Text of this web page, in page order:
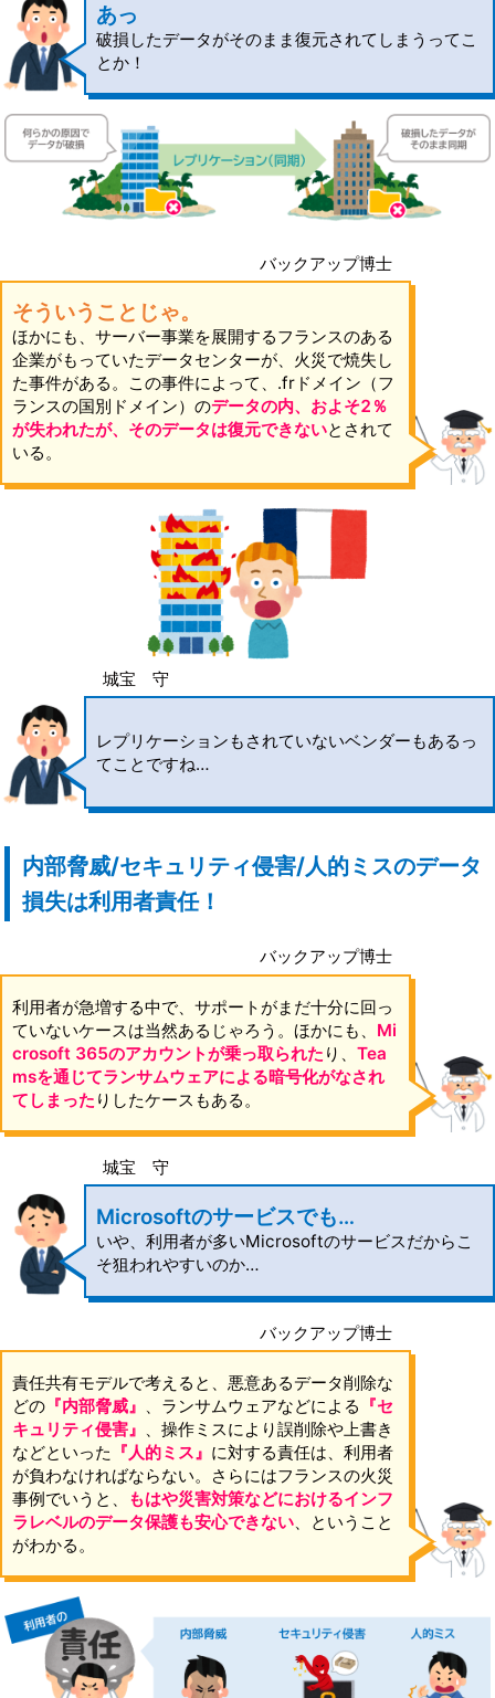
あっ
破損したデータがそのまま復元されてしまうってこ
とか！
バックアップ博士
そういうことじゃ。
ほかにも、サーバー事業を展開するフランスのある
企業がもっていたデータセンターが、火災で焼失し
た事件がある。この事件によって、.frドメイン（フ
ランスの国別ドメイン）のデータの内、およそ2％
が失われたが、そのデータは復元できないとされて
いる。
城宝 守
レプリケーションもされていないベンダーもあるっ
てことですね…
内部脅威/セキュリティ侵害/人的ミスのデータ
損失は利用者責任！
バックアップ博士
利用者が急増する中で、サポートがまだ十分に回っ
ていないケースは当然あるじゃろう。ほかにも、 Mi
crosoft 365のアカウントが乗っ取られた り、 Tea
msを通じてランサムウェアによる暗号化がなされ
てしまった りしたケースもある。
城宝 守
Microsoftのサービスでも…
いや、利用者が多いMicrosoftのサービスだからこ
そ狙われやすいのか…
バックアップ博士
責任共有モデルで考えると、悪意あるデータ削除な
どの『内部脅威』 、ランサムウェアなどによる 『セ
キュリティ侵害』 、操作ミスにより誤削除や上書き
などといった 『人的ミス』 に対する責任は、利用者
が負わなければならない。さらにはフランスの火災
事例でいうと、
もはや災害対策などにおけるインフ
ラレベルのデータ保護も安心できない、ということ
がわかる。